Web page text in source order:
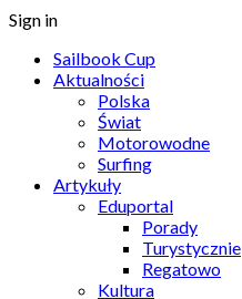
Sign in
Sailbook Cup
Aktualności
Polska
Świat
Motorowodne
Surfing
Artykuły
Eduportal
Porady
Turystycznie
Regatowo
Kultura